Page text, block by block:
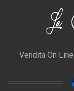
Vendita On